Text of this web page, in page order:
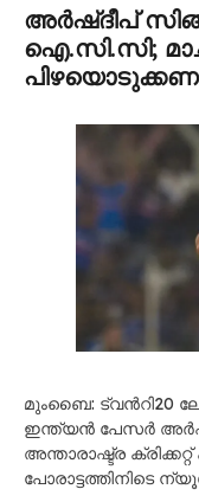
അർഷ്ദീപ്
ഐ.സി.സി;
മുംബൈ: ട്വന്‍റി20
ഇന്ത്യൻ പേസർ
അന്താരാഷ്ട്ര
പോരാട്ടത്തിനിടെ